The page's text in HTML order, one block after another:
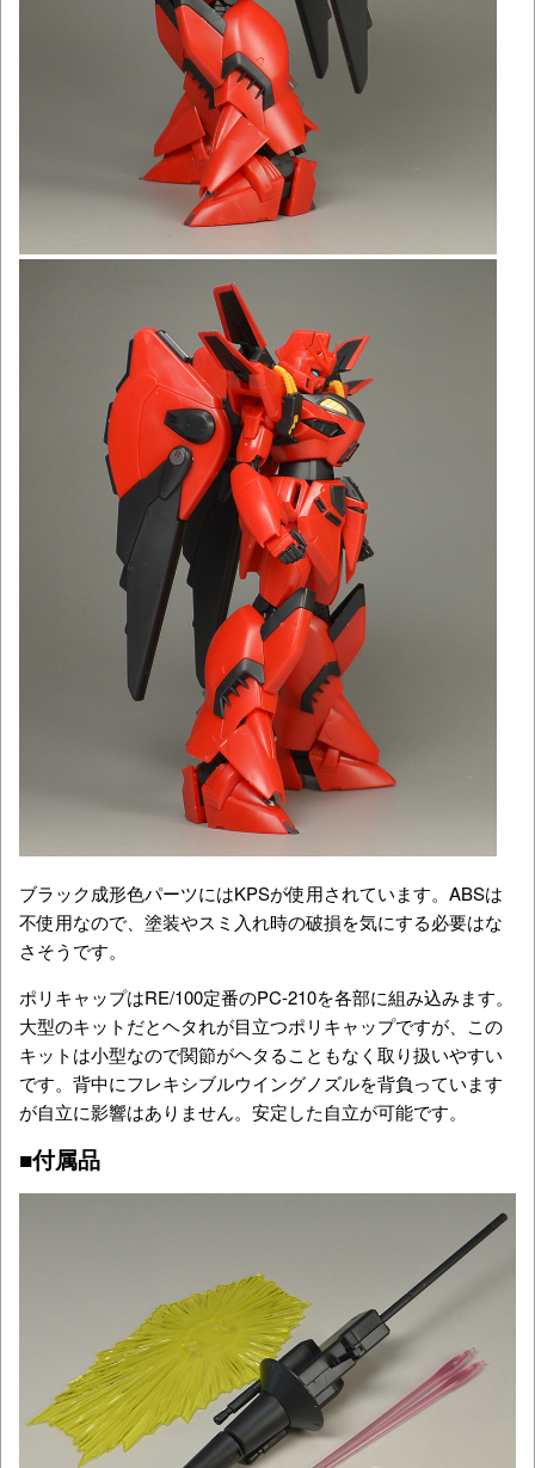
ブラック成形色パーツにはKPSが使用されています。ABSは
不使用なので、塗装やスミ入れ時の破損を気にする必要はな
さそうです。
ポリキャップはRE/100定番のPC-210を各部に組み込みます。
大型のキットだとヘタれが目立つポリキャップですが、この
キットは小型なので関節がヘタることもなく取り扱いやすい
です。背中にフレキシブルウイングノズルを背負っています
が自立に影響はありません。安定した自立が可能です。
■付属品